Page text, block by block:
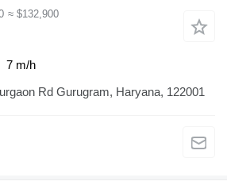
≈ $132,900
7 m/h
Rd Gurugram, Haryana, 122001